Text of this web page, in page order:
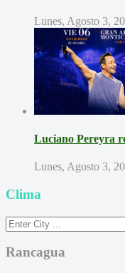
Lunes, Agosto 3,
Luciano Pereyra
Lunes, Agosto 3,
Clima
Rancagua